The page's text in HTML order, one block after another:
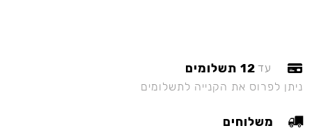
עד 12 תשלומים
ניתן לפרוס את הקנייה לתשלומים
משלוחים